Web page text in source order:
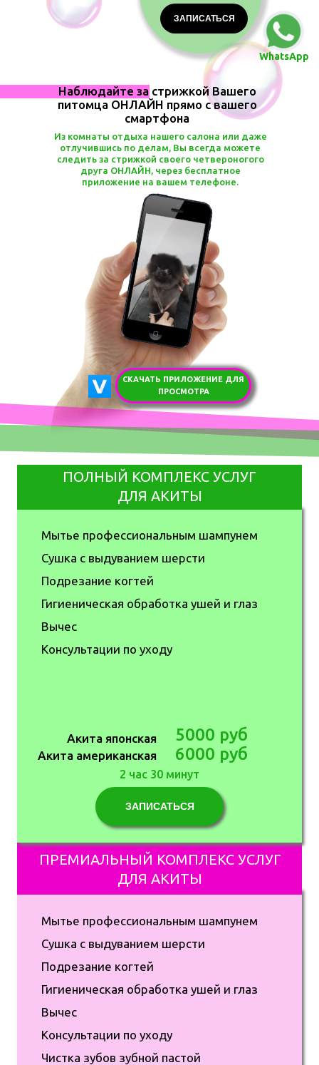
ЗАПИСАТЬСЯ
WhatsApp
Наблюдайте за стрижкой Вашего
питомца ОНЛАЙН прямо с вашего
смартфона
Из комнаты отдыха нашего салона или даже
отлучившись по делам, Вы всегда можете
следить за стрижкой своего четвероногого
друга ОНЛАЙН, через бесплатное
приложение на вашем телефоне.
СКАЧАТЬ ПРИЛОЖЕНИЕ ДЛЯ
ПРОСМОТРА
Мытье профессиональным шампунем
Сушка с выдуванием шерсти
Подрезание когтей
Гигиеническая обработка ушей и глаз
Вычес
Консультации по уходу
Чистка зубов зубной пастой
ПРЕМИАЛЬНЫЙ КОМПЛЕКС УСЛУГ
ДЛЯ АКИТЫ
Мытье профессиональным шампунем
Сушка с выдуванием шерсти
Подрезание когтей
Гигиеническая обработка ушей и глаз
Вычес
Консультации по уходу
5000 руб
6000 руб
2 час 30 минут
ЗАПИСАТЬСЯ
Акита японская
Акита американская
ПОЛНЫЙ КОМПЛЕКС УСЛУГ
ДЛЯ АКИТЫ